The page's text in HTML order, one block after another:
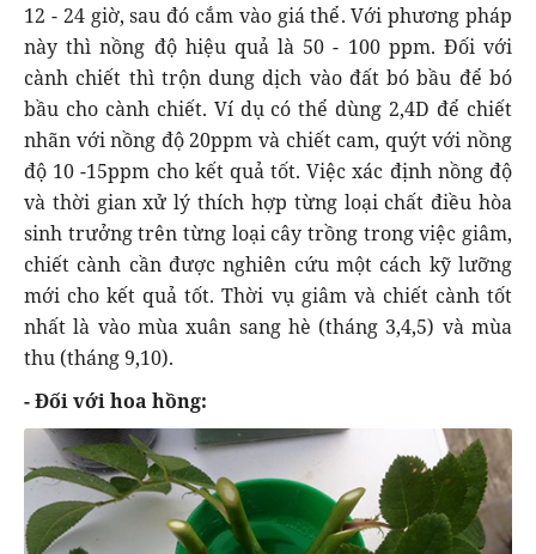
12 - 24 giờ, sau đó cắm vào giá thể. Với phương pháp
này thì nồng độ hiệu quả là 50 - 100 ppm. Ðối với
cành chiết thì trộn dung dịch vào đất bó bầu để bó
bầu cho cành chiết. Ví dụ có thể dùng 2,4D để chiết
nhãn với nồng độ 20ppm và chiết cam, quýt với nồng
độ 10 -15ppm cho kết quả tốt. Việc xác định nồng độ
và thời gian xử lý thích hợp từng loại chất điều hòa
sinh trưởng trên từng loại cây trồng trong việc giâm,
chiết cành cần được nghiên cứu một cách kỹ lưỡng
mới cho kết quả tốt. Thời vụ giâm và chiết cành tốt
nhất là vào mùa xuân sang hè (tháng 3,4,5) và mùa
thu (tháng 9,10).
- Đối với hoa hồng: